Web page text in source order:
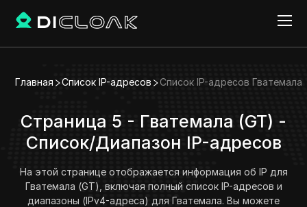
Главная Список IP-адресов Список IP-адресов Гватемала
Страница 5 - Гватемала (GT) -
Список/Диапазон IP-адресов
На этой странице отображается информация об IP для
Гватемала (GT), включая полный список IP-адресов и
диапазоны (IPv4-адреса) для Гватемала. Вы можете